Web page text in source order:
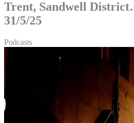
Trent, Sandwell
31/5/25
Podcasts